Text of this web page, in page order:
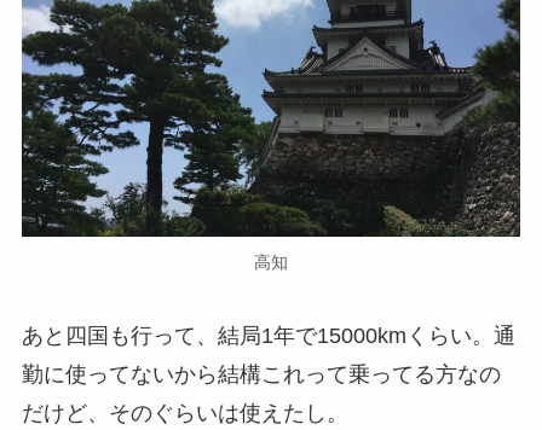
高知
あと四国も行って、結局1年で15000kmくらい。通
勤に使ってないから結構これって乗ってる方なの
だけど、そのぐらいは使えたし。